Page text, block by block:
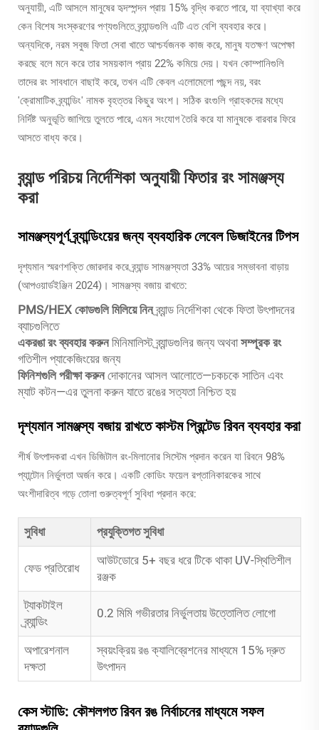
অনুযায়ী, এটি আসলে মানুষের হৃদস্পন্দন প্রায় 15% বৃদ্ধি করতে পারে, যা ব্যাখ্যা করে
কেন বিশেষ সংস্করণের পণ্যগুলিতে ব্র্যান্ডগুলি এটি এত বেশি ব্যবহার করে।
অন্যদিকে, নরম সবুজ ফিতা সেবা খাতে আশ্চর্যজনক কাজ করে, মানুষ যতক্ষণ অপেক্ষা
করছে বলে মনে করে তার সময়কাল প্রায় 22% কমিয়ে দেয়। যখন কোম্পানিগুলি
তাদের রং সাবধানে বাছাই করে, তখন এটি কেবল এলোমেলো পছন্দ নয়, বরং
'ক্রোমাটিক ব্র্যান্ডিং' নামক বৃহত্তর কিছুর অংশ। সঠিক রংগুলি গ্রাহকদের মধ্যে
নির্দিষ্ট অনুভূতি জাগিয়ে তুলতে পারে, এমন সংযোগ তৈরি করে যা মানুষকে বারবার ফিরে
আসতে বাধ্য করে।
ব্র্যান্ড পরিচয় নির্দেশিকা অনুযায়ী ফিতার রং সামঞ্জস্য
করা
সামঞ্জস্যপূর্ণ ব্র্যান্ডিংয়ের জন্য ব্যবহারিক লেবেল ডিজাইনের টিপস
দৃশ্যমান স্মরণশক্তি জোরদার করে ব্র্যান্ড সামঞ্জস্যতা 33% আয়ের সম্ভাবনা বাড়ায়
(আপওয়ার্ডইঞ্জিন 2024)। সামঞ্জস্য বজায় রাখতে:
PMS/HEX কোডগুলি মিলিয়ে নিনব্র্যান্ড নির্দেশিকা থেকে ফিতা উৎপাদনের
ব্যাচগুলিতে
একরঙা রং ব্যবহার করুনমিনিমালিস্ট ব্র্যান্ডগুলির জন্য অথবা সম্পূরক রং
গতিশীল প্যাকেজিংয়ের জন্য
ফিনিশগুলি পরীক্ষা করুনদোকানের আসল আলোতে—চকচকে সাতিন এবং
ম্যাট কটন—এর তুলনা করুন যাতে রঙের সত্যতা নিশ্চিত হয়
দৃশ্যমান সামঞ্জস্য বজায় রাখতে কাস্টম প্রিন্টেড রিবন ব্যবহার করা
শীর্ষ উৎপাদকরা এখন ডিজিটাল রং-মিলানোর সিস্টেম প্রদান করেন যা রিবনে 98%
প্যান্টোন নির্ভুলতা অর্জন করে। একটি কোডিং ফয়েল রপ্তানিকারকের সাথে
অংশীদারিত্ব গড়ে তোলা গুরুত্বপূর্ণ সুবিধা প্রদান করে:
সুবিধা প্রযুক্তিগত সুবিধা
ফেড প্রতিরোধ
আউটডোরে 5+ বছর ধরে টিকে থাকা UV-স্থিতিশীল
রঞ্জক
ট্যাকটাইল
ব্র্যান্ডিং
0.2 মিমি গভীরতার নির্ভুলতায় উত্তোলিত লোগো
অপারেশনাল
দক্ষতা
স্বয়ংক্রিয় রঙ ক্যালিব্রেশনের মাধ্যমে 15% দ্রুত
উৎপাদন
কেস স্টাডি: কৌশলগত রিবন রঙ নির্বাচনের মাধ্যমে সফল